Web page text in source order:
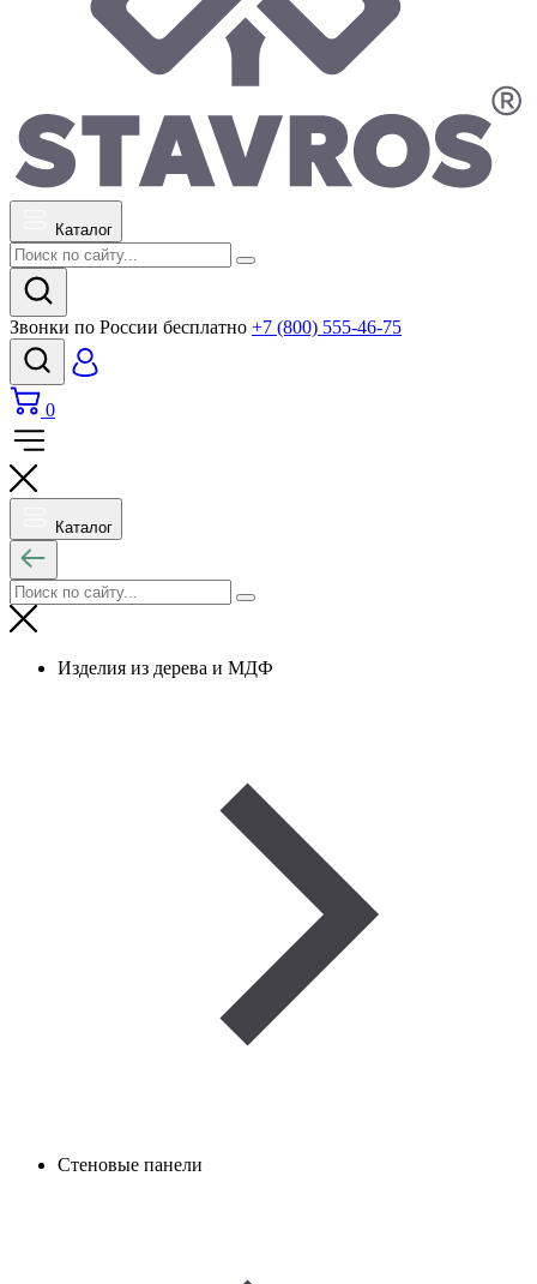
Каталог
Звонки по России бесплатно +7 (800) 555-46-75
0
Каталог
Изделия из дерева и МДФ
Стеновые панели